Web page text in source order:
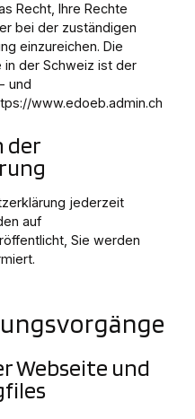
Recht, Ihre Rechte
bei der zuständigen
einzureichen. Die
der Schweiz ist der
und
www.edoeb.admin.ch
der
jederzeit
auf
Sie werden
Webseite und